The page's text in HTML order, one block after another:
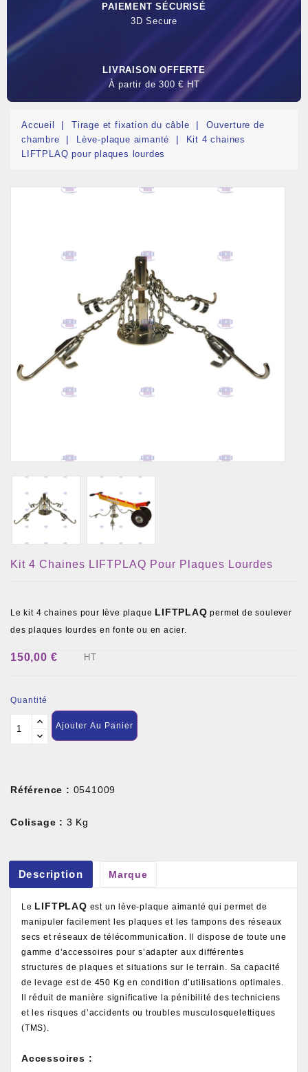
PAIEMENT SÉCURISÉ
3D Secure
LIVRAISON OFFERTE
À partir de 300 € HT
Accueil Tirage et fixation du câble
Ouverture de
chambre
Lève-plaque aimanté
Kit 4 chaines
LIFTPLAQ pour plaques lourdes
Kit 4 Chaines LIFTPLAQ Pour Plaques Lourdes
Le kit 4 chaines pour lève plaque LIFTPLAQ permet de soulever
des plaques lourdes en fonte ou en acier.
150,00 € HT
Quantité
Ajouter Au Panier
Référence : 0541009
Colisage : 3 Kg
Description Marque
Le LIFTPLAQ est un lève-plaque aimanté qui permet de
manipuler facilement les plaques et les tampons des réseaux
secs et réseaux de télécommunication. Il dispose de toute une
gamme d’accessoires pour s’adapter aux différentes
structures de plaques et situations sur le terrain. Sa capacité
de levage est de 450 Kg en condition d’utilisations optimales.
Il réduit de manière significative la pénibilité des techniciens
et les risques d’accidents ou troubles musculosquelettiques
(TMS).
Accessoires :